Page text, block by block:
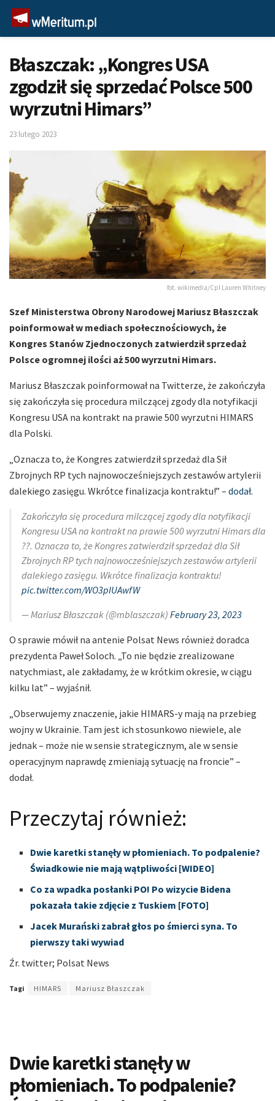
Błaszczak: „Kongres USA
zgodził się sprzedać Polsce 500
wyrzutni Himars”
23 lutego 2023
fot. wikimedia/Cpl Lauren Whitney
Szef Ministerstwa Obrony Narodowej Mariusz Błaszczak
poinformował w mediach społecznościowych, że
Kongres Stanów Zjednoczonych zatwierdził sprzedaż
Polsce ogromnej ilości aż 500 wyrzutni Himars.
Mariusz Błaszczak poinformował na Twitterze, że zakończyła
się zakończyła się procedura milczącej zgody dla notyfikacji
Kongresu USA na kontrakt na prawie 500 wyrzutni HIMARS
dla Polski.
„Oznacza to, że Kongres zatwierdził sprzedaż dla Sił
Zbrojnych RP tych najnowocześniejszych zestawów artylerii
dalekiego zasięgu. Wkrótce finalizacja kontraktu!” – dodał.
Zakończyła się procedura milczącej zgody dla notyfikacji
Kongresu USA na kontrakt na prawie 500 wyrzutni Himars dla
??. Oznacza to, że Kongres zatwierdził sprzedaż dla Sił
Zbrojnych RP tych najnowocześniejszych zestawów artylerii
dalekiego zasięgu. Wkrótce finalizacja kontraktu!
pic.twitter.com/WO3pIUAwfW
— Mariusz Błaszczak (@mblaszczak) February 23, 2023
O sprawie mówił na antenie Polsat News również doradca
prezydenta Paweł Soloch. „To nie będzie zrealizowane
natychmiast, ale zakładamy, że w krótkim okresie, w ciągu
kilku lat” – wyjaśnił.
„Obserwujemy znaczenie, jakie HIMARS-y mają na przebieg
wojny w Ukrainie. Tam jest ich stosunkowo niewiele, ale
jednak – może nie w sensie strategicznym, ale w sensie
operacyjnym naprawdę zmieniają sytuację na froncie” –
dodał.
Przeczytaj również:
Dwie karetki stanęły w płomieniach. To podpalenie?
Świadkowie nie mają wątpliwości [WIDEO]
Co za wpadka posłanki PO! Po wizycie Bidena
pokazała takie zdjęcie z Tuskiem [FOTO]
Jacek Murański zabrał głos po śmierci syna. To
pierwszy taki wywiad
Źr. twitter; Polsat News
Tagi HIMARS Mariusz Błaszczak
Dwie karetki stanęły w
płomieniach. To podpalenie?